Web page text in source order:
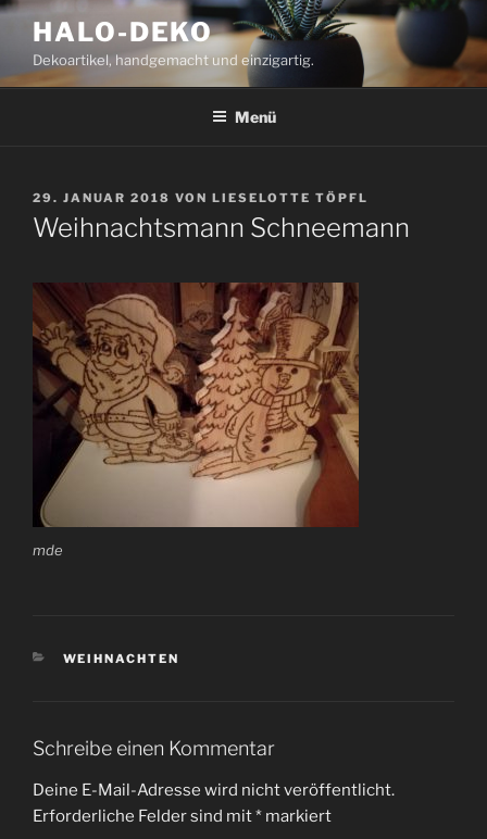
Zum
Inhalt
springen
HALO-DEKO
Dekoartikel, handgemacht und einzigartig.
Menü
VERÖFFENTLICHT
AM
29. JANUAR 2018 VON LIESELOTTE TÖPFL
Weihnachtsmann Schneemann
mde
KATEGORIEN
WEIHNACHTEN
Schreibe einen Kommentar
Deine E-Mail-Adresse wird nicht veröffentlicht.
Erforderliche Felder sind mit* markiert